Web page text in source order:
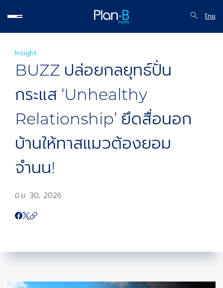
ไทย
Insight
BUZZ ปล่อยกลยุทธ์ปั่น
กระแส ‘Unhealthy
Relationship’ ยึดสื่อนอก
บ้านให้ทาสแมวต้องยอม
จำนน!
มิ.ย. 30, 2026